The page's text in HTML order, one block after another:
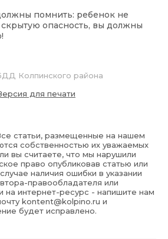
помнить: ребенок не
опасность, вы должны
Колпинского района
для печати
статьи, размещенные на нашем
собственностью их уважаемых
вы считаете, что мы нарушили
право опубликовав статью или
наличия ошибки в указании
правообладателя или
на интернет-ресурс - напишите нам
kontent@kolpino.ru и
будет исправлено.